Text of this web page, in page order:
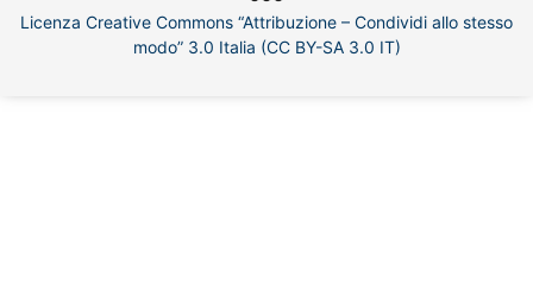
Licenza Creative Commons “Attribuzione – Condividi allo stesso
modo” 3.0 Italia (CC BY-SA 3.0 IT)